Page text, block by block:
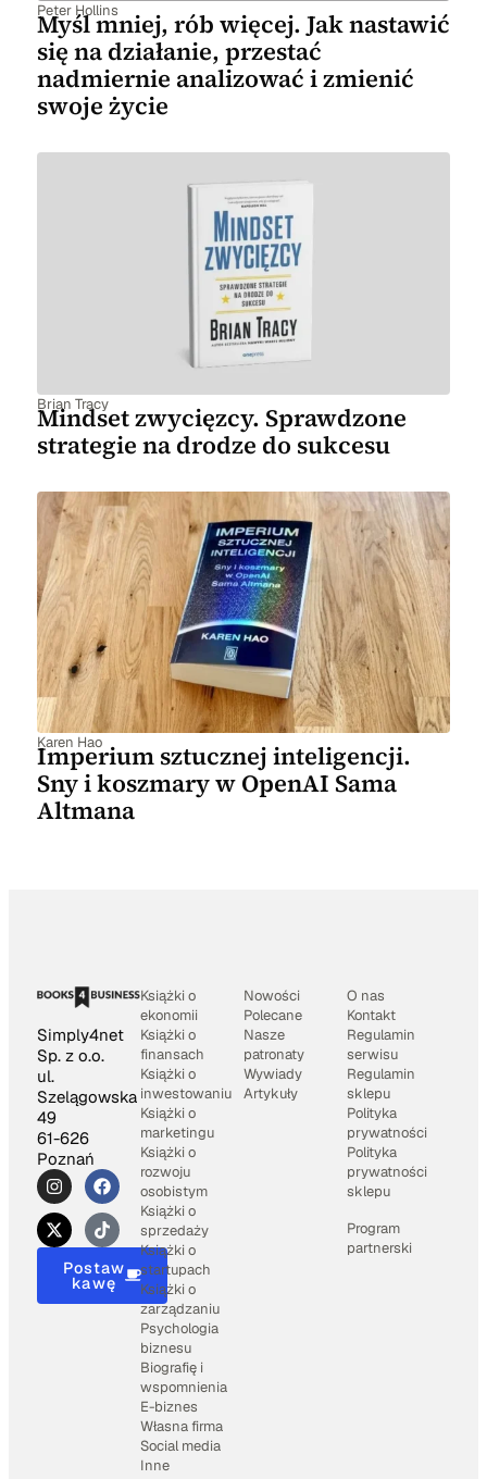
Peter Hollins
Myśl mniej, rób więcej. Jak nastawić
się na działanie, przestać
nadmiernie analizować i zmienić
swoje życie
Brian Tracy
Mindset zwycięzcy. Sprawdzone
strategie na drodze do sukcesu
Karen Hao
Imperium sztucznej inteligencji.
Sny i koszmary w OpenAI Sama
Altmana
Simply4net
Sp. z o.o.
ul.
Szelągowska
49
61-626
Poznań
Postaw
kawę
Książki o
ekonomii
Książki o
finansach
Książki o
inwestowaniu
Książki o
marketingu
Książki o
rozwoju
osobistym
Książki o
sprzedaży
Książki o
startupach
Książki o
zarządzaniu
Psychologia
biznesu
Biografię i
wspomnienia
E-biznes
Własna firma
Social media
Inne
Nowości
Polecane
Nasze
patronaty
Wywiady
Artykuły
O nas
Kontakt
Regulamin
serwisu
Regulamin
sklepu
Polityka
prywatności
Polityka
prywatności
sklepu
Program
partnerski